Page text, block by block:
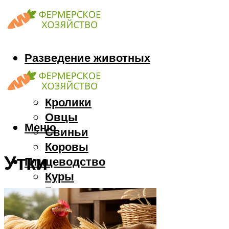
Разведение животных
Козы
Кони
Кролики
Овцы
Свиньи
Коровы
Птицеводство
Куры
Гуси
Индюки
Перепела
Меню
Утки